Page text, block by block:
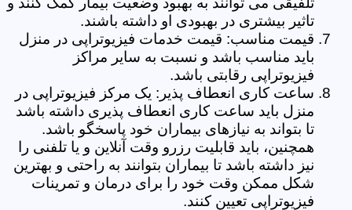
تاثیر بیشتری در بهبودی او داشته باشند.
قیمت مناسب: قیمت خدمات فیزیوتراپی در منزل
باید مناسب باشد و نسبت به سایر مراکز
فیزیوتراپی رقابتی باشد.
ساعت کاری انعطاف پذیر: یک مرکز فیزیوتراپی در
منزل باید ساعت کاری انعطاف پذیری داشته باشد
تا بتواند به نیازهای بیماران خود پاسخگو باشد.
همچنین، باید قابلیت رزرو وقت آنلاین و یا تلفنی را
نیز داشته باشد تا بیماران بتوانند به راحتی و بهترین
شکل ممکن وقت خود را برای درمان و تمرینات
فیزیوتراپی تعیین کنند.